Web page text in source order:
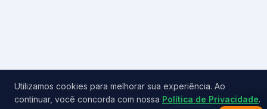
Utilizamos cookies para melhorar sua experiência. Ao
continuar, você concorda com nossa Política de Privacidade.